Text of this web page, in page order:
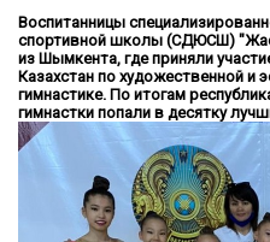
Воспитанницы
спортивной школы (СДЮСШ) "Ж
из Шымкента, где приняли
Казахстан по художественной и
гимнастике. По итогам
гимнастки попали в десятку